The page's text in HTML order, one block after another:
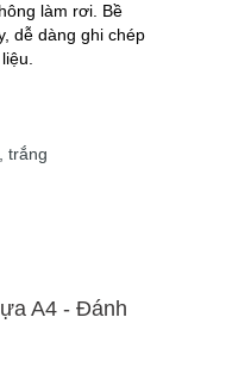
làm rơi. Bề
dễ dàng ghi chép
trắng
A4 - Ðánh